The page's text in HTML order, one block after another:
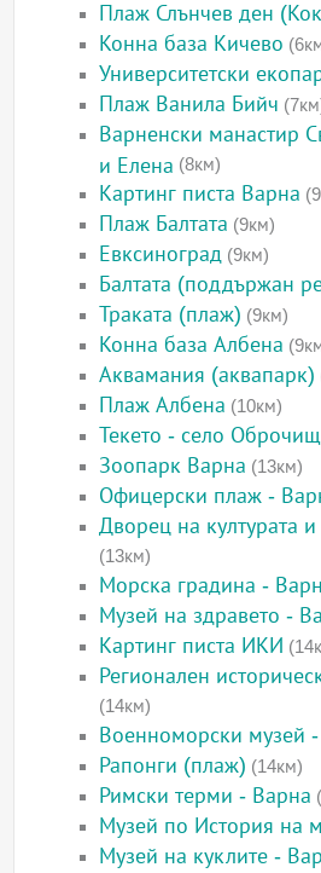
Плаж Слънчев ден
Конна база Кичево
Университетски
Плаж Ванила Бийч
Варненски манастир
и Елена (8км)
Картинг писта Варна
Плаж Балтата (9км)
Евксиноград (9км)
Балтата (поддържан
Траката (плаж) (9км)
Конна база Албена
Аквамания (аквапарк)
Плаж Албена (10км)
Текето - село
Зоопарк Варна (13км)
Офицерски плаж -
Дворец на културата
(13км)
Морска градина -
Музей на здравето -
Картинг писта ИКИ
Регионален
(14км)
Военноморски музей
Рапонги (плаж) (14км)
Римски терми - Варна
Музей по История на
Музей на куклите -